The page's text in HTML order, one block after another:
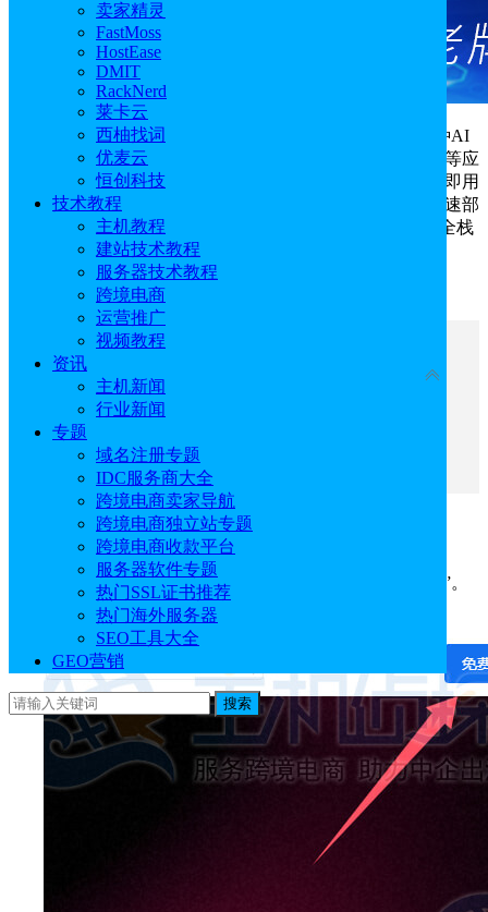
卖家精灵
FastMoss
HostEase
DMIT
RackNerd
莱卡云
西柚找词
优麦云
恒创科技
技术教程
主机教程
建站技术教程
服务器技术教程
跨境电商
运营推广
视频教程
资讯
主机新闻
行业新闻
专题
域名注册专题
IDC服务商大全
跨境电商卖家导航
跨境电商独立站专题
跨境电商收款平台
服务器软件专题
热门SSL证书推荐
热门海外服务器
SEO工具大全
GEO营销
搜索
OpenClaw是一款强大的开源AI智能体，支持配置多种AI
大模型，并将OpenClaw连接到飞书、企业微信、Telegram等应
用实现自动化操作。目前七牛云全栈应用服务器支持开箱即用
的一键部署，无需自建环境、无需购置硬件，帮助用户快速部
署专属的AI Agent。本文就来跟大家一起来分享下七牛云全栈
应用服务器一键部署OpenClaw的教程。
点击进入：七牛云官网
文章目录
一、注册七牛云账号
二、获取七牛云MaaS API Key
三、基于七牛云云主机专属镜像的一键部署
一、注册七牛云账号
1、点击上述链接，进入七牛云官网，点击“免费注册”。